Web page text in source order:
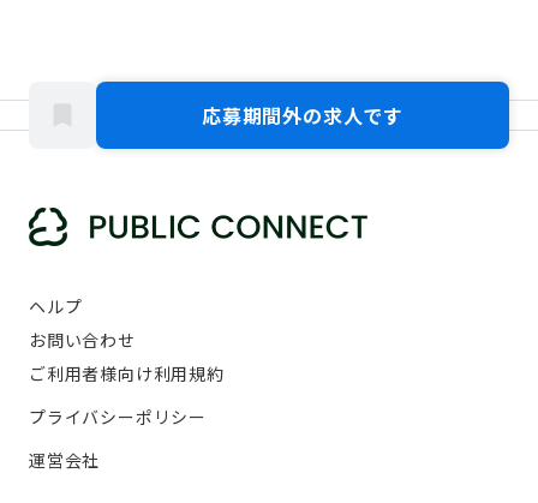
応募期間外の求人です
ヘルプ
お問い合わせ
ご利用者様向け利用規約
プライバシーポリシー
運営会社